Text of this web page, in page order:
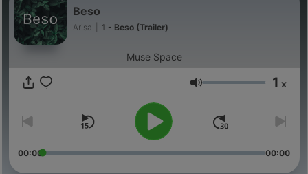
Beso
Arisa 1 - Beso (Trailer)
Muse Space
Volumen 1 x
00:00 00:00